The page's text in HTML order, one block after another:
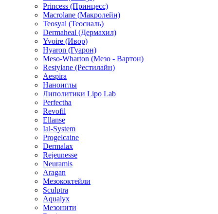
Princess (Принцесс)
Macrolane (Макролейн)
Teosyal (Теосиаль)
Dermaheal (Дермахил)
Yvoire (Ивор)
Hyaron (Гуарон)
Meso-Wharton (Мезо - Вартон)
Restylane (Рестилайн)
Aespira
Наноиглы
Липолитики Lipo Lab
Perfectha
Revofil
Ellanse
Ial-System
Progelcaine
Dermalax
Rejeunesse
Neuramis
Aragan
Мезококтейли
Sculptra
Aqualyx
Мезонити